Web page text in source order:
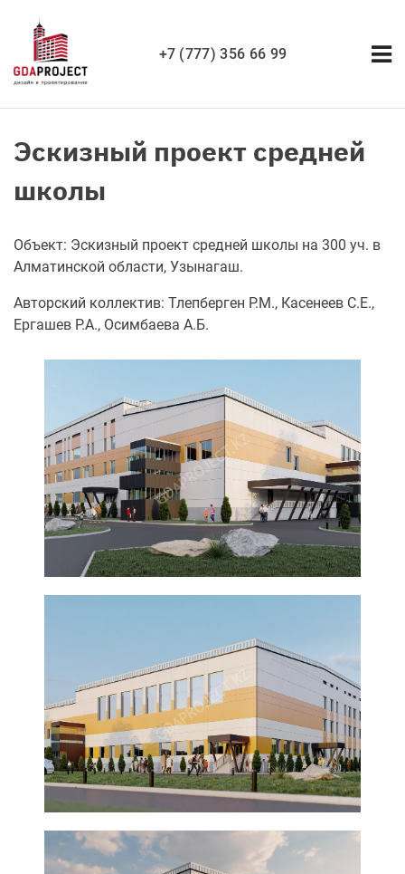
+7 (777) 356 66 99
Эскизный проект средней
школы
Объект: Эскизный проект средней школы на 300 уч. в
Алматинской области, Узынагаш.
Авторский коллектив: Тлепберген Р.М., Касенеев С.Е.,
Ергашев Р.А., Осимбаева А.Б.